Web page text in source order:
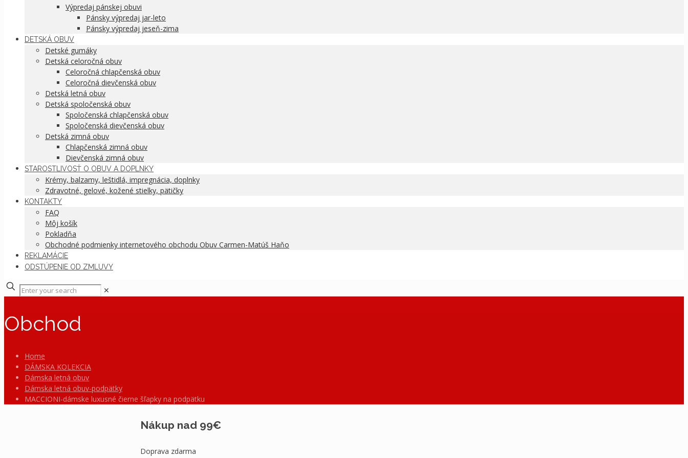
Výpredaj pánskej obuvi
Pánsky výpredaj jar-leto
Pánsky výpredaj jeseň-zima
DETSKÁ OBUV
Detské gumáky
Detská celoročná obuv
Celoročná chlapčenská obuv
Celoročná dievčenská obuv
Detská letná obuv
Detská spoločenská obuv
Spoločenská chlapčenská obuv
Spoločenská dievčenská obuv
Detská zimná obuv
Chlapčenská zimná obuv
Dievčenská zimná obuv
STAROSTLIVOSŤ O OBUV A DOPLNKY
Krémy, balzamy, leštidlá, impregnácia, doplnky
Zdravotné, gelové, kožené stielky, pätičky
KONTAKTY
FAQ
Môj košík
Pokladňa
Obchodné podmienky internetového obchodu Obuv Carmen-Matúš Haňo
REKLAMÁCIE
ODSTÚPENIE OD ZMLUVY
✕
Obchod
Home
DÁMSKA KOLEKCIA
Dámska letná obuv
Dámska letná obuv-podpätky
MACCIONI-dámske luxusné čierne šľapky na podpätku
Nákup nad 99€
Doprava zdarma